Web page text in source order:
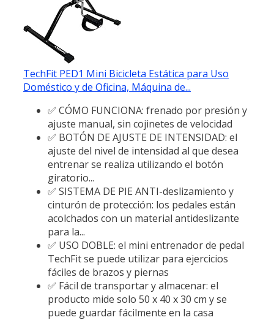
TechFit PED1 Mini Bicicleta Estática para Uso
Doméstico y de Oficina, Máquina de...
✅ CÓMO FUNCIONA: frenado por presión y
ajuste manual, sin cojinetes de velocidad
✅ BOTÓN DE AJUSTE DE INTENSIDAD: el
ajuste del nivel de intensidad al que desea
entrenar se realiza utilizando el botón
giratorio...
✅ SISTEMA DE PIE ANTI-deslizamiento y
cinturón de protección: los pedales están
acolchados con un material antideslizante
para la...
✅ USO DOBLE: el mini entrenador de pedal
TechFit se puede utilizar para ejercicios
fáciles de brazos y piernas
✅ Fácil de transportar y almacenar: el
producto mide solo 50 x 40 x 30 cm y se
puede guardar fácilmente en la casa